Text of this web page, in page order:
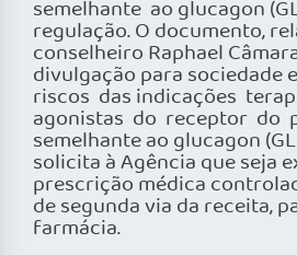
semelhante ao glucagon
regulação. O documento,
conselheiro Raphael
divulgação para sociedade
riscos das indicações
agonistas do receptor do
semelhante ao glucagon
solicita à Agência que seja
prescrição médica
de segunda via da receita,
farmácia.